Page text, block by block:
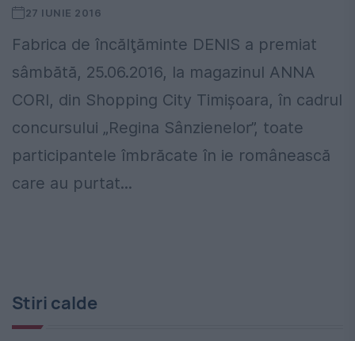
27 IUNIE 2016
Fabrica de încălţăminte DENIS a premiat
sâmbătă, 25.06.2016, la magazinul ANNA
CORI, din Shopping City Timişoara, în cadrul
concursului „Regina Sânzienelor”, toate
participantele îmbrăcate în ie românească
care au purtat...
Stiri calde